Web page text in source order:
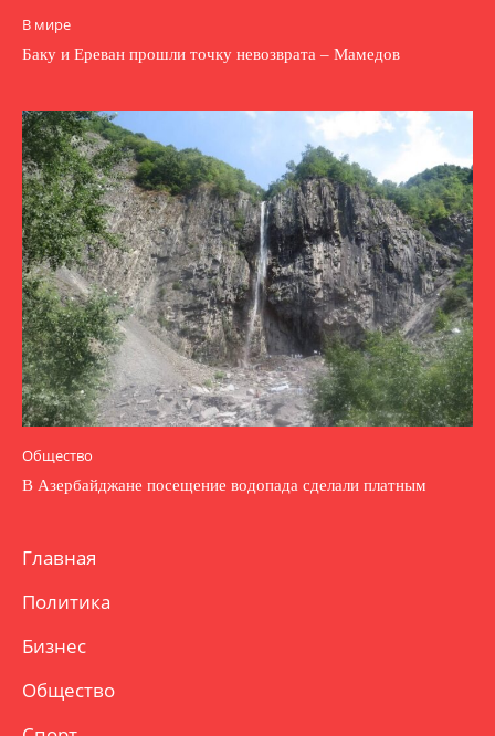
В мире
Баку и Ереван прошли точку невозврата – Мамедов
Общество
В Азербайджане посещение водопада сделали платным
Главная
Политика
Бизнес
Общество